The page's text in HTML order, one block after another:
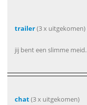
trailer(3 x uitgekomen)
jij bent een slimme meid.
chat(3 x uitgekomen)